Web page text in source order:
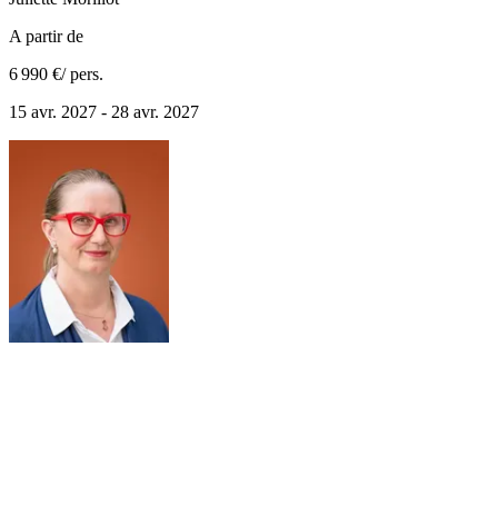
A partir de
6 990 €/ pers.
15 avr. 2027 - 28 avr. 2027